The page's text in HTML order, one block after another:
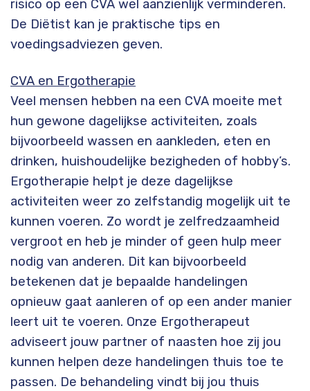
risico op een CVA wel aanzienlijk verminderen.
De Diëtist kan je praktische tips en
voedingsadviezen geven.
CVA en Ergotherapie
Veel mensen hebben na een CVA moeite met
hun gewone dagelijkse activiteiten, zoals
bijvoorbeeld wassen en aankleden, eten en
drinken, huishoudelijke bezigheden of hobby’s.
Ergotherapie helpt je deze dagelijkse
activiteiten weer zo zelfstandig mogelijk uit te
kunnen voeren. Zo wordt je zelfredzaamheid
vergroot en heb je minder of geen hulp meer
nodig van anderen. Dit kan bijvoorbeeld
betekenen dat je bepaalde handelingen
opnieuw gaat aanleren of op een ander manier
leert uit te voeren. Onze Ergotherapeut
adviseert jouw partner of naasten hoe zij jou
kunnen helpen deze handelingen thuis toe te
passen. De behandeling vindt bij jou thuis